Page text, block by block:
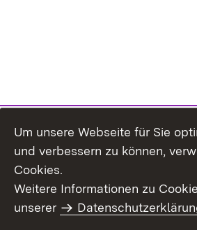
Um unsere Webseite für Sie
und verbessern zu können,
Cookies.
Weitere Informationen zu
unserer